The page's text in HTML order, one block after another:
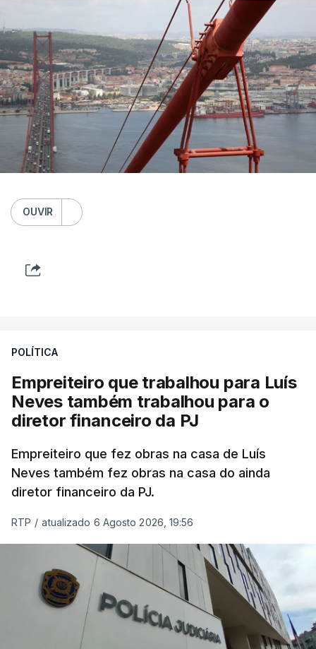
OUVIR
POLÍTICA
Empreiteiro que trabalhou para Luís
Neves também trabalhou para o
diretor financeiro da PJ
Empreiteiro que fez obras na casa de Luís
Neves também fez obras na casa do ainda
diretor financeiro da PJ.
RTP / atualizado 6 Agosto 2026, 19:56